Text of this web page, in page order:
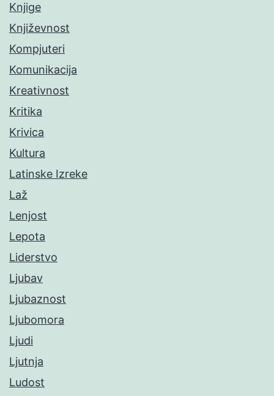
Knjige
Književnost
Kompjuteri
Komunikacija
Kreativnost
Kritika
Krivica
Kultura
Latinske Izreke
Laž
Lenjost
Lepota
Liderstvo
Ljubav
Ljubaznost
Ljubomora
Ljudi
Ljutnja
Ludost